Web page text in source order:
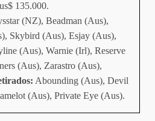
135.000.
(NZ), Beadman (Aus),
Skybird (Aus), Esjay (Aus),
(Aus), Warnie (Irl), Reserve
(Aus), Zarastro (Aus),
Abounding (Aus), Devil
(Aus), Private Eye (Aus).